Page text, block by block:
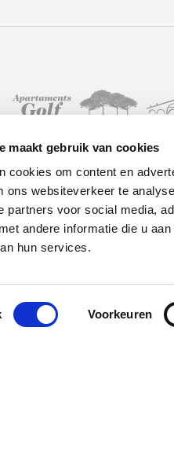
maakt gebruik van cookies
cookies om content en
ons websiteverkeer te
partners voor social media,
andere informatie die u
hun services.
Voorkeuren
Hotel
Kamers
Restaurants
Service
Activiteiten
Golf
Incentives